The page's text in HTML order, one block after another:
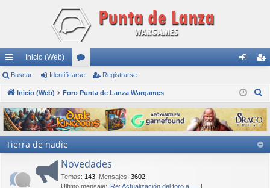
nl
ac
es
rá
pi
Inicio (Web)
or
os nti
fic
ar
ist
ra
rs
e
Buscar Identificarse Registrarse
Inicio (Web) Foro Punta de Lanza Wargames
s
c
Tierra de nadie
Novedades
Temas: 143 Mensajes: 3602
Último mensaje: Re: Actualización del foro a …